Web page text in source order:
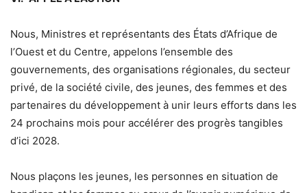
Nous, Ministres et représentants des États d’Afrique de
l’Ouest et du Centre, appelons l’ensemble des
gouvernements, des organisations régionales, du secteur
privé, de la société civile, des jeunes, des femmes et des
partenaires du développement à unir leurs efforts dans les
24 prochains mois pour accélérer des progrès tangibles
d’ici 2028.
Nous plaçons les jeunes, les personnes en situation de